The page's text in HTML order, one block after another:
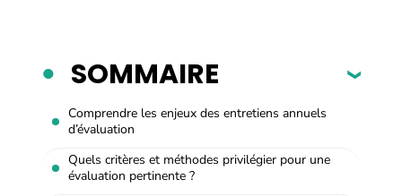
SOMMAIRE
Comprendre les enjeux des entretiens annuels
d’évaluation
Quels critères et méthodes privilégier pour une
évaluation pertinente ?